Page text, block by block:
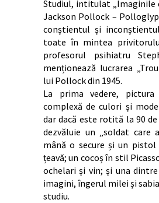
Studiul, intitulat „Imaginile
Jackson Pollock –
conștientul și
toate în mintea
profesorul psihiatru
menționează lucrarea
lui Pollock din 1945.
La prima vedere,
complexă de culori și
dar dacă este rotită la 90 de
dezvăluie un „soldat care
mână o secure și un
țeavă; un cocoș în stil
ochelari și vin; și una
imagini, îngerul milei și sabia
studiu.